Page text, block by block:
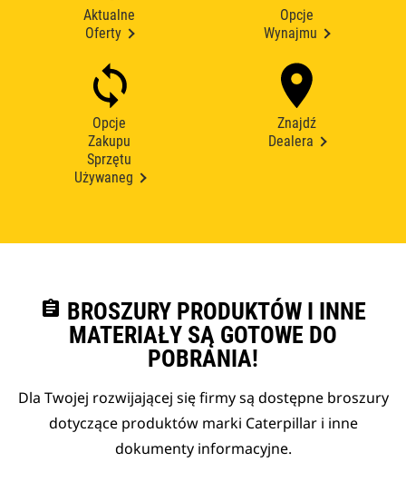
Aktualne
Oferty
Opcje
Wynajmu
Opcje
Zakupu
Sprzętu
Używaneg
Znajdź
Dealera
assignment BROSZURY PRODUKTÓW I INNE
MATERIAŁY SĄ GOTOWE DO
POBRANIA!
Dla Twojej rozwijającej się firmy są dostępne broszury
dotyczące produktów marki Caterpillar i inne
dokumenty informacyjne.